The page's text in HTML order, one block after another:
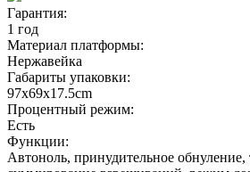
Гарантия:
1 год
Материал платформы:
Нержавейка
Габариты упаковки:
97х69х17.5cm
Процентный режим:
Есть
Функции:
Автоноль, принудительное обнуление,